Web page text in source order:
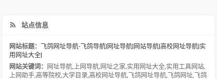
站点信息
网站标题： 飞鸽网址导航-飞鸽导航|网址导航|网站导航|高校网址导航|实
用网址大全|
网站关键词：
网址导航 上网导航 网址之家 实用网址大全 实用工具网站
上网助手 高等院校 大学目录 高校网址导航 飞鸽网址导航 飞鸽网址 飞鸽